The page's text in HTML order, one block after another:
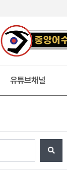
유튜브채널